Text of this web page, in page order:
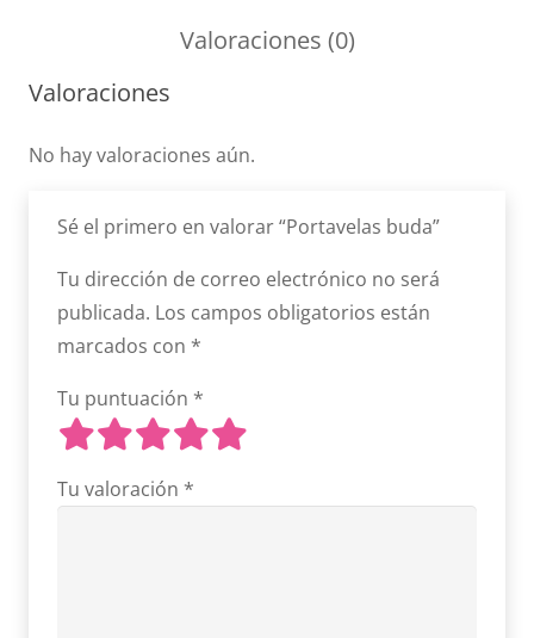
Valoraciones (0)
Valoraciones
No hay valoraciones aún.
Sé el primero en valorar “Portavelas buda”
Tu dirección de correo electrónico no será
publicada. Los campos obligatorios están
marcados con *
Tu puntuación *
Tu valoración *